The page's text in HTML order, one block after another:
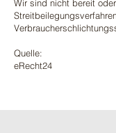
Wir sind nicht bereit
Quelle:
eRecht24